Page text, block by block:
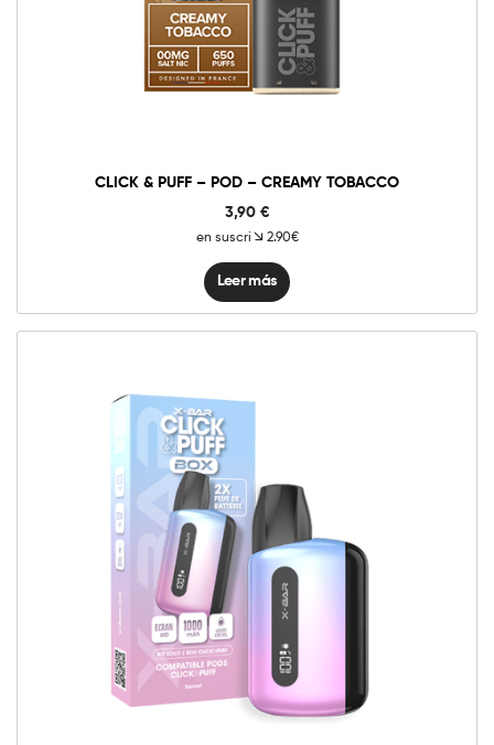
CLICK & PUFF – POD – CREAMY TOBACCO
3,90 €
en suscri 2.90€
Leer más
Sunset
cantidad